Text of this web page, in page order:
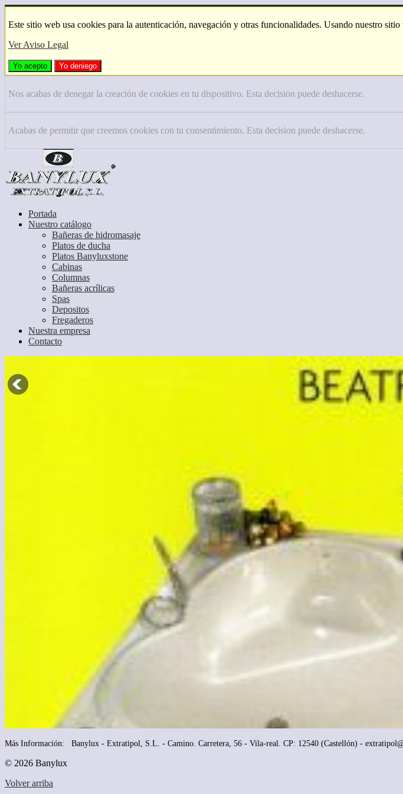
Este sitio web usa cookies para la autenticación, navegación y otras funcionalidades. Usando nuestro
Ver Aviso Legal
Yo acepto Yo deniego
Nos acabas de denegar la creación de cookies en tu dispositivo. Esta decision puede deshacerse.
Acabas de permitir que creemos cookies con tu consentimiento. Esta decision puede deshacerse.
Portada
Nuestro catálogo
Bañeras de hidromasaje
Platos de ducha
Platos Banyluxstone
Cabinas
Columnas
Bañeras acrílicas
Spas
Depositos
Fregaderos
Nuestra empresa
Contacto
Más Información: Banylux - Extratipol, S.L. - Camino. Carretera, 56 - Vila-real. CP: 12540 (Castellón) -
© 2026 Banylux
Volver arriba